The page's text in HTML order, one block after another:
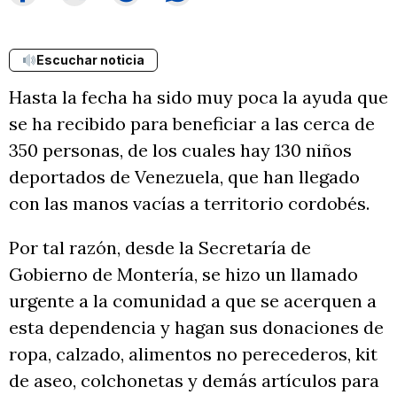
Escuchar noticia
Hasta la fecha ha sido muy poca la ayuda que
se ha recibido para beneficiar a las cerca de
350 personas, de los cuales hay 130 niños
deportados de Venezuela, que han llegado
con las manos vacías a territorio cordobés.
Por tal razón, desde la Secretaría de
Gobierno de Montería, se hizo un llamado
urgente a la comunidad a que se acerquen a
esta dependencia y hagan sus donaciones de
ropa, calzado, alimentos no perecederos, kit
de aseo, colchonetas y demás artículos para